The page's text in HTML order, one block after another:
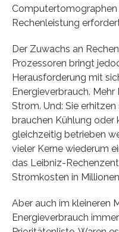
Rechenleistung
Der Zuwachs an
Prozessoren bringt
Herausforderung mit
Energieverbrauch.
Strom. Und: Sie erhitzen
brauchen Kühlung oder
gleichzeitig betrieben
vieler Kerne wiederum
das Leibniz-
Stromkosten in
Aber auch im kleineren
Energieverbrauch